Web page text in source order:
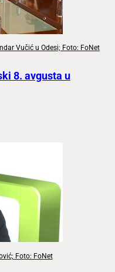
Vučić u Odesi; Foto: FoNet
8. avgusta u
Foto: FoNet